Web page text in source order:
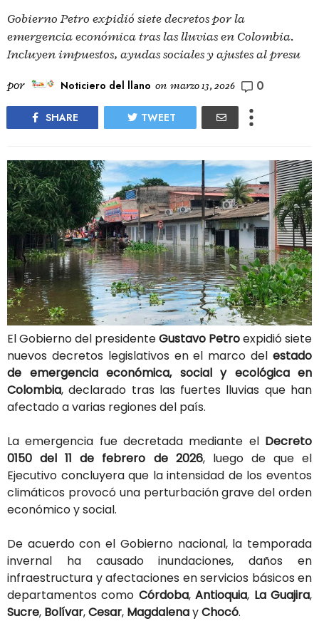
Gobierno Petro expidió siete decretos por la
emergencia económica tras las lluvias en Colombia.
Incluyen impuestos, ayudas sociales y ajustes al presu
por Noticiero del llano on marzo 13, 2026 0
SHARE TWEET
ElGobiernodel presidenteGustavo Petroexpidiósiete
nuevos decretos legislativos enel marcodelestado
de emergencia económica, social y ecológica en
Colombia,declarado tras las fuertes lluvias que han
afectadoavarias regiones del país.
Laemergencia fuedecretada mediante el Decreto
0150del11de febrero de 2026, luego de queel
Ejecutivo concluyeraque laintensidad de loseventos
climáticos provocó una perturbacióngravedelorden
económicoysocial.
De acuerdoconel Gobierno nacional, la temporada
invernal ha causadoinundaciones,dañosen
infraestructura yafectaciones enservicios básicos en
departamentoscomo Córdoba,Antioquia, La Guajira,
Sucre, Bolívar,Cesar, MagdalenayChocó.